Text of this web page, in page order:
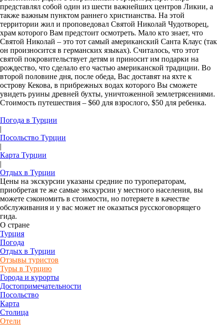
представлял собой один из шести важнейших центров Ликии, а
также важным пунктом раннего христианства. На этой
территории жил и проповедовал Святой Николай Чудотворец,
храм которого Вам предстоит осмотреть. Мало кто знает, что
Святой Николай – это тот самый американский Санта Клаус (так
он произносится в германских языках). Считалось, что этот
святой покровительствует детям и приносит им подарки на
рождество, что сделало его частью американской традиции. Во
второй половине дня, после обеда, Вас доставят на яхте к
острову Кекова, в прибрежных водах которого Вы сможете
увидеть руины древней бухты, уничтоженной землетрясениями.
Стоимость путешествия – $60 для взрослого, $50 для ребенка.
Погода в Турции
|
Посольство Турции
|
Карта Турции
|
Отдых в Турции
Цены на экскурсии указаны средние по туроператорам,
приобретая те же самые экскурсии у местного населения, вы
можете сэкономить в стоимости, но потеряете в качестве
обслуживания и у вас может не оказаться русскоговорящего
гида.
О стране
Турция
Погода
Отдых в Турции
Отзывы туристов
Туры в Турцию
Города и курорты
Достопримечательности
Посольство
Карта
Столица
Отели